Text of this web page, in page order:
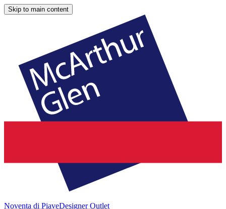
Skip to main content
Noventa di PiaveDesigner Outlet